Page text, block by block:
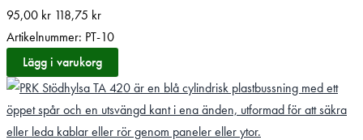
95,00 kr 118,75 kr
Artikelnummer: PT-10
Lägg i varukorg